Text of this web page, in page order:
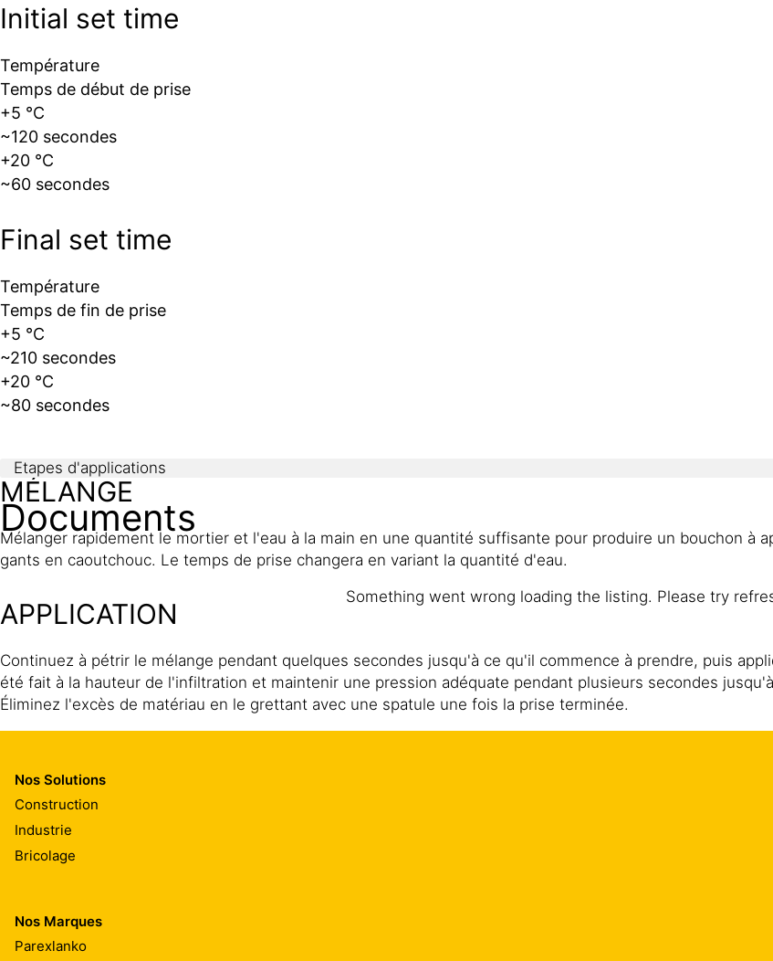
Initial set time
Température
Temps de début de prise
+5 °C
~120 secondes
+20 °C
~60 secondes
Final set time
Température
Temps de fin de prise
+5 °C
~210 secondes
+20 °C
~80 secondes
Etapes d'applications
MÉLANGE
Mélanger rapidement le mortier et l'eau à la main en une quantité suffisante pour produire un bouchon à
gants en caoutchouc. Le temps de prise changera en variant la quantité d'eau.
APPLICATION
Continuez à pétrir le mélange pendant quelques secondes jusqu'à ce qu'il commence à prendre, puis
été fait à la hauteur de l'infiltration et maintenir une pression adéquate pendant plusieurs secondes
Éliminez l'excès de matériau en le grettant avec une spatule une fois la prise terminée.
Nettoyez tous les outils et le matériel avec de l'eau immédiatement après utilisation.
Le matériau durci ne peut être enlevé que mécaniquement.
Documents
Something went wrong loading the listing. Please try
Nos Solutions
Construction
Industrie
Bricolage
Nos Marques
Parexlanko